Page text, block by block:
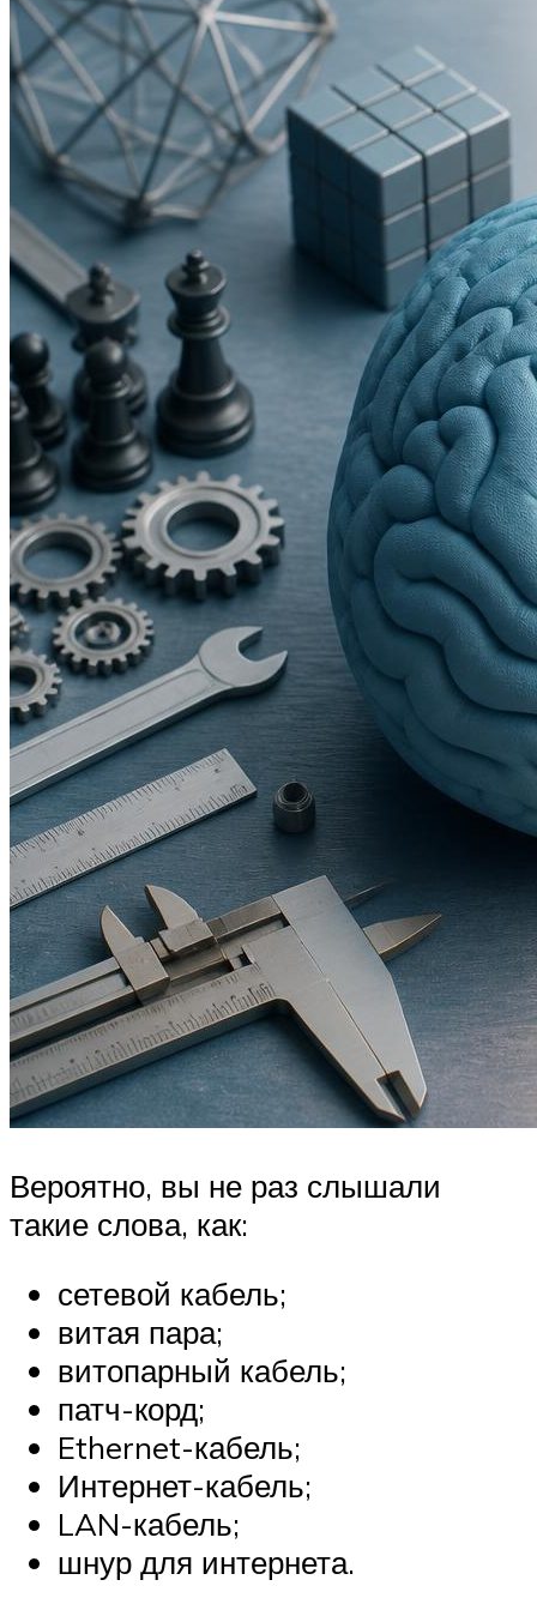
Вероятно, вы не раз слышали
такие слова, как:
сетевой кабель;
витая пара;
витопарный кабель;
патч-корд;
Ethernet-кабель;
Интернет-кабель;
LAN-кабель;
шнур для интернета.